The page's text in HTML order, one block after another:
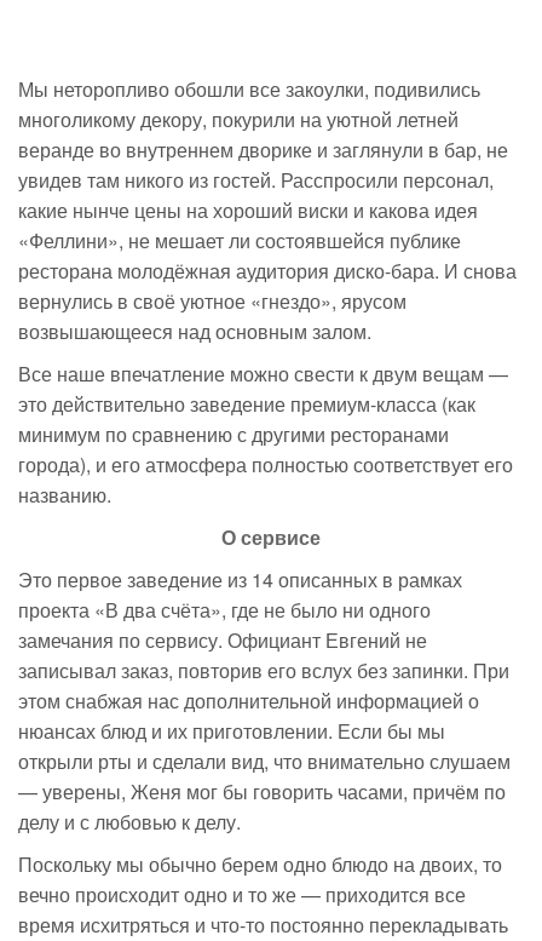
Мы неторопливо обошли все закоулки, подивились
многоликому декору, покурили на уютной летней
веранде во внутреннем дворике и заглянули в бар, не
увидев там никого из гостей. Расспросили персонал,
какие нынче цены на хороший виски и какова идея
«Феллини», не мешает ли состоявшейся публике
ресторана молодёжная аудитория диско-бара. И снова
вернулись в своё уютное «гнездо», ярусом
возвышающееся над основным залом.
Все наше впечатление можно свести к двум вещам —
это действительно заведение премиум-класса (как
минимум по сравнению с другими ресторанами
города), и его атмосфера полностью соответствует его
названию.
О сервисе
Это первое заведение из 14 описанных в рамках
проекта «В два счёта», где не было ни одного
замечания по сервису. Официант Евгений не
записывал заказ, повторив его вслух без запинки. При
этом снабжая нас дополнительной информацией о
нюансах блюд и их приготовлении. Если бы мы
открыли рты и сделали вид, что внимательно слушаем
— уверены, Женя мог бы говорить часами, причём по
делу и с любовью к делу.
Поскольку мы обычно берем одно блюдо на двоих, то
вечно происходит одно и то же — приходится все
время исхитряться и что-то постоянно перекладывать